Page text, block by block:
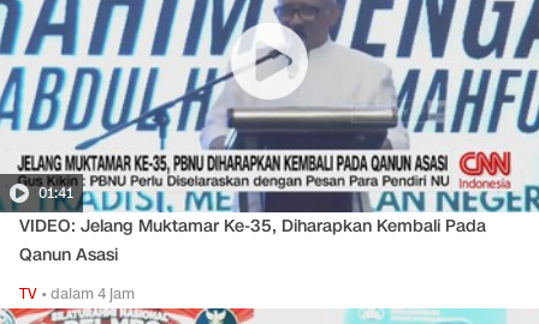
01:41
VIDEO: Jelang Muktamar Ke-35, Diharapkan Kembali Pada
Qanun Asasi
TV •dalam 4 jam